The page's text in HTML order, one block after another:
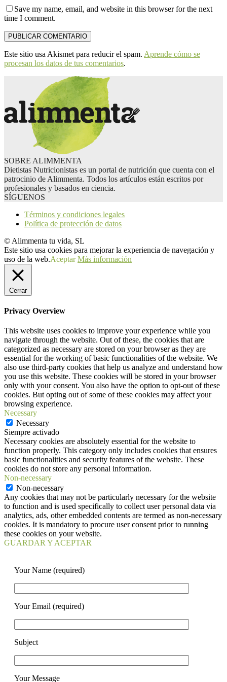
Save my name, email, and website in this browser for the next
time I comment.
Este sitio usa Akismet para reducir el spam. Aprende cómo se
procesan los datos de tus comentarios.
SOBRE ALIMMENTA
Dietistas Nutricionistas es un portal de nutrición que cuenta con el
patrocinio de Alimmenta. Todos los artículos están escritos por
profesionales y basados en ciencia.
SÍGUENOS
Términos y condiciones legales
Política de protección de datos
© Alimmenta tu vida, SL
Este sitio usa cookies para mejorar la experiencia de navegación y
uso de la web.Aceptar Más información
Cerrar
Privacy Overview
This website uses cookies to improve your experience while you
navigate through the website. Out of these, the cookies that are
categorized as necessary are stored on your browser as they are
essential for the working of basic functionalities of the website. We
also use third-party cookies that help us analyze and understand how
you use this website. These cookies will be stored in your browser
only with your consent. You also have the option to opt-out of these
cookies. But opting out of some of these cookies may affect your
browsing experience.
Necessary
Necessary
Siempre activado
Necessary cookies are absolutely essential for the website to
function properly. This category only includes cookies that ensures
basic functionalities and security features of the website. These
cookies do not store any personal information.
Non-necessary
Non-necessary
Any cookies that may not be particularly necessary for the website
to function and is used specifically to collect user personal data via
analytics, ads, other embedded contents are termed as non-necessary
cookies. It is mandatory to procure user consent prior to running
these cookies on your website.
GUARDAR Y ACEPTAR
Your Name (required)
Your Email (required)
Subject
Your Message